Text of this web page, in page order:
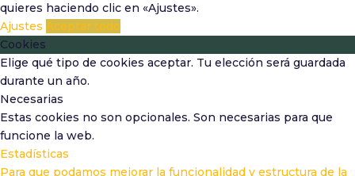
quieres haciendo clic en «Ajustes».
Ajustes Aceptar todo
Cookies
Elige qué tipo de cookies aceptar. Tu elección será guardada
durante un año.
Necesarias
Estas cookies no son opcionales. Son necesarias para que
funcione la web.
Estadísticas
Para que podamos mejorar la funcionalidad y estructura de la